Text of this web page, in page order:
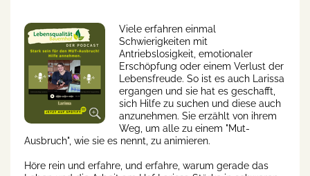
Viele erfahren einmal
Schwierigkeiten mit
Antriebslosigkeit, emotionaler
Erschöpfung oder einem Verlust der
Lebensfreude. So ist es auch Larissa
ergangen und sie hat es geschafft,
sich Hilfe zu suchen und diese auch
anzunehmen. Sie erzählt von ihrem
Weg, um alle zu einem "Mut-
Ausbruch", wie sie es nennt, zu animieren.
Höre rein und erfahre, und erfahre, warum gerade das